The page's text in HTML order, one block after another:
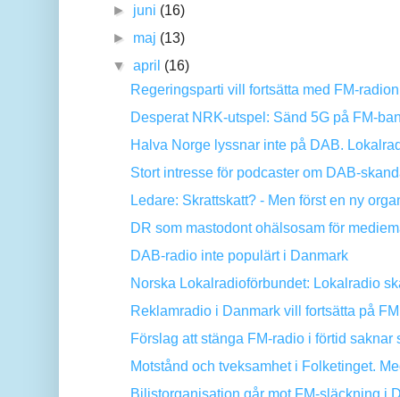
► juni (16)
► maj (13)
▼april (16)
Regeringsparti vill fortsätta med FM-
Desperat NRK-utspel: Sänd 5G på FM-
Halva Norge lyssnar inte på DAB.
Stort intresse för podcaster om DAB-
Ledare: Skrattskatt? - Men först en ny
DR som mastodont ohälsosam för
DAB-radio inte populärt i Danmark
Norska Lokalradioförbundet: Lokalradio
Reklamradio i Danmark vill fortsätta på FM
Förslag att stänga FM-radio i förtid saknar
Motstånd och tveksamhet i Folketinget.
Bilistorganisation går mot FM-släckning i